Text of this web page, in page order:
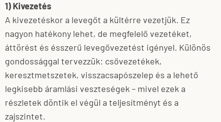
1) Kivezetés
A kivezetéskor a levegőt a kültérre vezetjük. Ez
nagyon hatékony lehet, de megfelelő vezetéket,
áttörést és ésszerű levegővezetést igényel. Különös
gondossággal tervezzük: csővezetékek,
keresztmetszetek, visszacsapószelep és a lehető
legkisebb áramlási veszteségek – mivel ezek a
részletek döntik el végül a teljesítményt és a
zajszintet.